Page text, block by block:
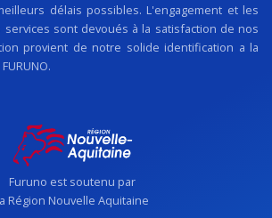
délais possibles. L'engagement et les
sont devoués à la satisfaction de nos
provient de notre solide identification a la
Furuno est soutenu par
Région Nouvelle Aquitaine